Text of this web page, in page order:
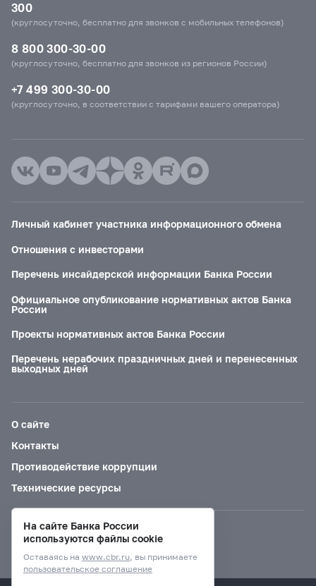
300
(круглосуточно, бесплатно для звонков с мобильных телефонов)
8 800 300-30-00
(круглосуточно, бесплатно для звонков из регионов России)
+7 499 300-30-00
(круглосуточно, в соответствии с тарифами вашего оператора)
Личный кабинет участника информационного обмена
Отношения с инвесторами
Перечень инсайдерской информации Банка России
Официальное опубликование нормативных актов Банка
России
Проекты нормативных актов Банка России
Перечень нерабочих праздничных дней и перенесенных
выходных дней
О сайте
Контакты
Противодействие коррупции
Технические ресурсы
Версия для слабовидящих
На сайте Банка России
используются файлы cookie
Оставаясь на www.cbr.ru, вы принимаете
пользовательское соглашение